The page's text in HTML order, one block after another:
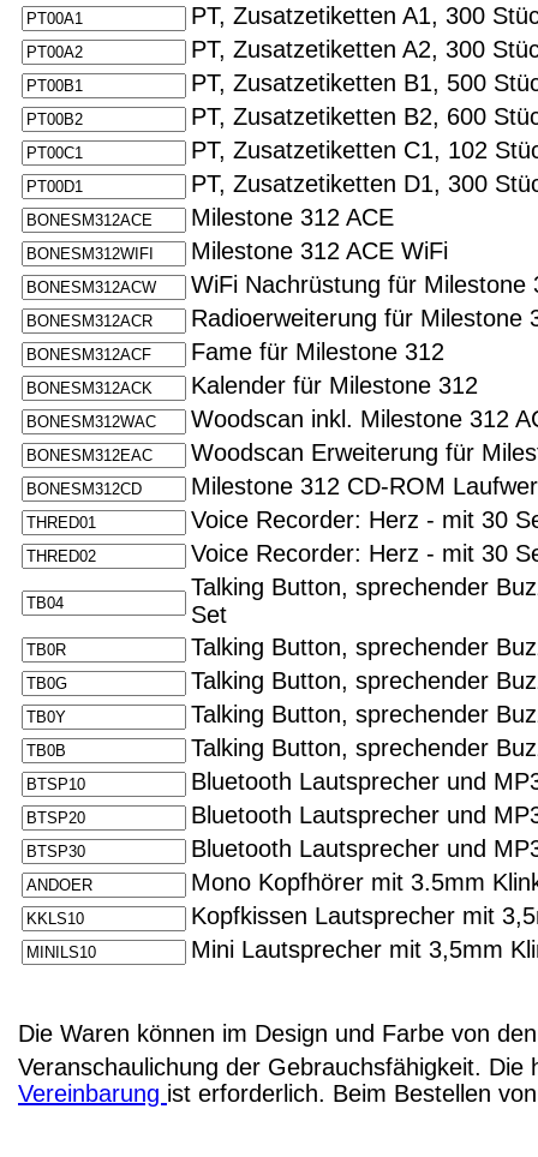
PT, Zusatzetiketten A1, 300
PT, Zusatzetiketten A2, 300
PT, Zusatzetiketten B1, 500
PT, Zusatzetiketten B2, 600
PT, Zusatzetiketten C1, 102
PT, Zusatzetiketten D1, 300
Milestone 312 ACE
Milestone 312 ACE WiFi
WiFi Nachrüstung für Milestone
Radioerweiterung für Milestone
Fame für Milestone 312
Kalender für Milestone 312
Woodscan inkl. Milestone 312
Woodscan Erweiterung für
Milestone 312 CD-ROM
Voice Recorder: Herz - mit 30
Voice Recorder: Herz - mit 30
Talking Button, sprechender
Set
Talking Button, sprechender
Talking Button, sprechender
Talking Button, sprechender
Talking Button, sprechender
Bluetooth Lautsprecher und
Bluetooth Lautsprecher und
Bluetooth Lautsprecher und
Mono Kopfhörer mit 3.5mm
Kopfkissen Lautsprecher mit
Mini Lautsprecher mit 3,5mm
Die Waren können im Design und Farbe von
Veranschaulichung der Gebrauchsfähigkeit.
Vereinbarung ist erforderlich. Beim Bestellen